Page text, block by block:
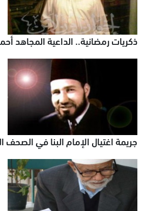
ذكريات رمضانية.. الداعية المجاهد
جريمة اغتيال الإمام البنا في الصحف